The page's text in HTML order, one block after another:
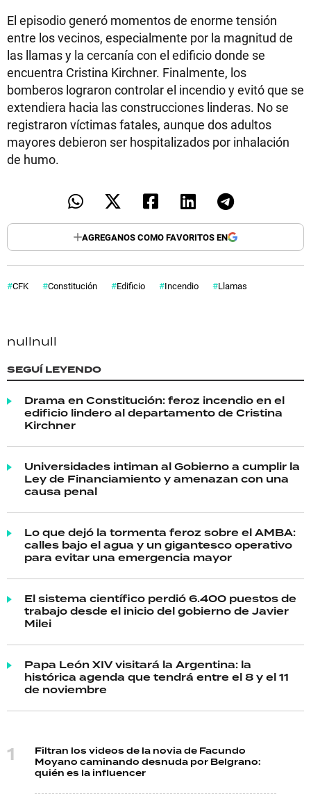
El episodio generó momentos de enorme tensión
entre los vecinos, especialmente por la magnitud de
las llamas y la cercanía con el edificio donde se
encuentra Cristina Kirchner. Finalmente, los
bomberos lograron controlar el incendio y evitó que se
extendiera hacia las construcciones linderas. No se
registraron víctimas fatales, aunque dos adultos
mayores debieron ser hospitalizados por inhalación
de humo.
AGREGANOS COMO FAVORITOS EN
CFK Constitución Edificio Incendio Llamas
nullnull
SEGUÍ LEYENDO
Drama en Constitución: feroz incendio en el
edificio lindero al departamento de Cristina
Kirchner
Universidades intiman al Gobierno a cumplir la
Ley de Financiamiento y amenazan con una
causa penal
Lo que dejó la tormenta feroz sobre el AMBA:
calles bajo el agua y un gigantesco operativo
para evitar una emergencia mayor
El sistema científico perdió 6.400 puestos de
trabajo desde el inicio del gobierno de Javier
Milei
Papa León XIV visitará la Argentina: la
histórica agenda que tendrá entre el 8 y el 11
de noviembre
Filtran los videos de la novia de Facundo
Moyano caminando desnuda por Belgrano:
quién es la influencer